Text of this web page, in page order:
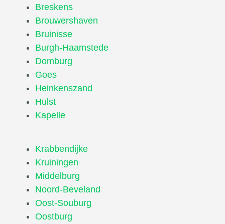
Breskens
Brouwershaven
Bruinisse
Burgh-Haamstede
Domburg
Goes
Heinkenszand
Hulst
Kapelle
Krabbendijke
Kruiningen
Middelburg
Noord-Beveland
Oost-Souburg
Oostburg